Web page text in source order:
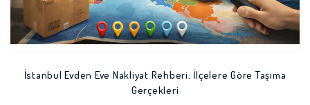
İstanbul Evden Eve Nakliyat Rehberi: İlçelere Göre Taşıma
Gerçekleri